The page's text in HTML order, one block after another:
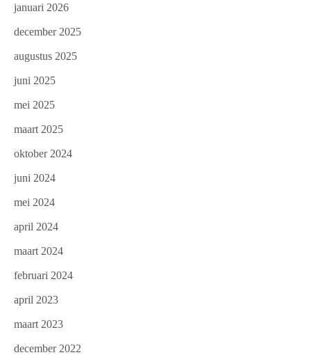
januari 2026
december 2025
augustus 2025
juni 2025
mei 2025
maart 2025
oktober 2024
juni 2024
mei 2024
april 2024
maart 2024
februari 2024
april 2023
maart 2023
december 2022